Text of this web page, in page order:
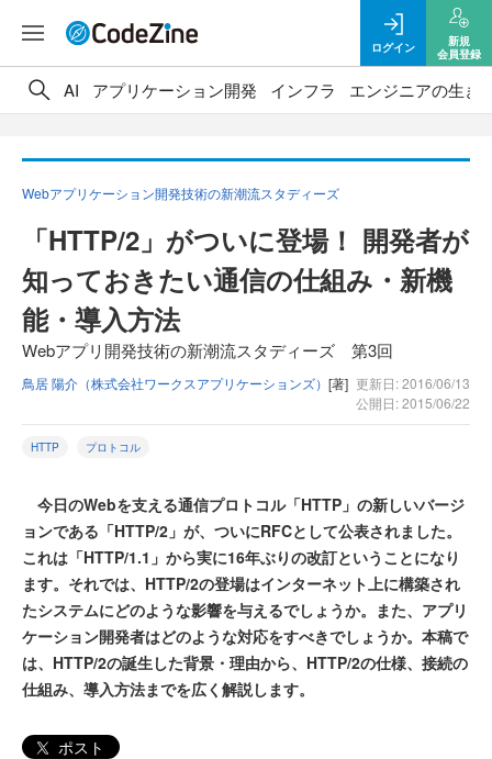
ログイン
新規
会員登録
AI アプリケーション開発 インフラ エンジニアの生き
Webアプリケーション開発技術の新潮流スタディーズ
「HTTP/2」がついに登場！ 開発者が
知っておきたい通信の仕組み・新機
能・導入方法
Webアプリ開発技術の新潮流スタディーズ 第3回
鳥居 陽介（株式会社ワークスアプリケーションズ） [著] 更新日: 2016/06/13
公開日: 2015/06/22
HTTP プロトコル
今日のWebを支える通信プロトコル「HTTP」の新しいバージ
ョンである「HTTP/2」が、ついにRFCとして公表されました。
これは「HTTP/1.1」から実に16年ぶりの改訂ということになり
ます。それでは、HTTP/2の登場はインターネット上に構築され
たシステムにどのような影響を与えるでしょうか。また、アプリ
ケーション開発者はどのような対応をすべきでしょうか。本稿で
は、HTTP/2の誕生した背景・理由から、HTTP/2の仕様、接続の
仕組み、導入方法までを広く解説します。
ポスト